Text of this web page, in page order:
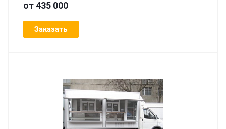
от 435 000
Заказать